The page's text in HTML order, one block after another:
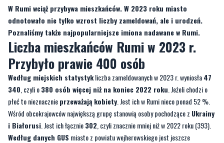
W Rumi wciąż przybywa mieszkańców. W 2023 roku miasto
odnotowało nie tylko wzrost liczby zameldowań, ale i urodzeń.
Poznaliśmy także najpopularniejsze imiona nadawane w Rumi.
Liczba mieszkańców Rumi w 2023 r.
Przybyło prawie 400 osób
Według miejskich statystykliczba zameldowanych w 2023 r. wyniosła47
340 , czyli o380 osób więcej niż na koniec 2022 roku . Jeżeli chodzi o
płeć to nieznacznieprzeważają kobiety . Jest ich w Rumi nieco ponad 52 %.
Wśród obcokrajowców największą grupę stanowią osoby pochodzące z Ukrainy
i Białorusi . Jest ich łącznie302 , czyli znacznie mniej niż w 2022 roku (393).
Według danych GUS miasto z powiatu wejherowskiego jest jeszcze